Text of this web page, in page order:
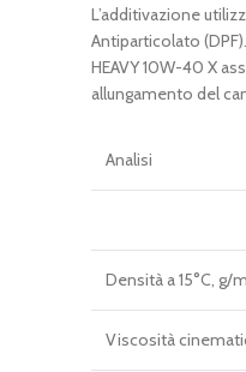
L’additivazione
Antiparticolato (DPF).
HEAVY 10W-40 X
allungamento del
Analisi
Densità a 15°C, g/
Viscosità